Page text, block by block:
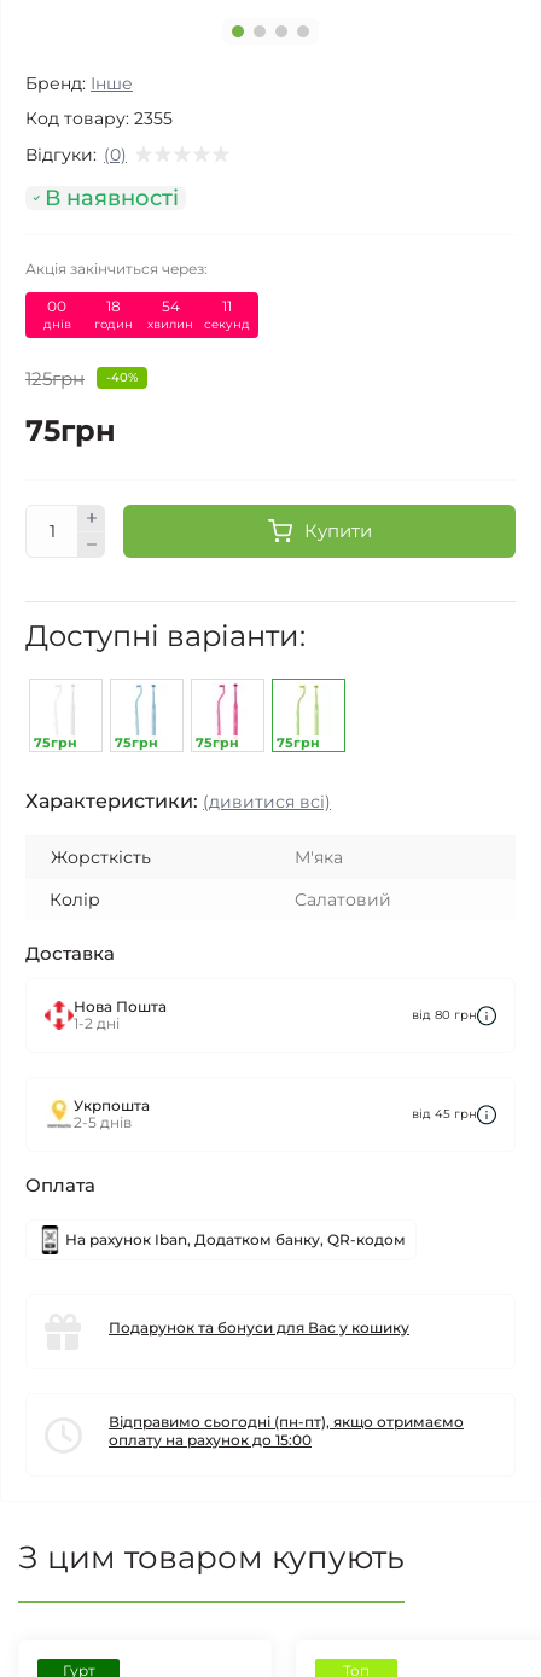
Бренд: Інше
Код товару: 2355
Відгуки: (0)
В наявності
Акція закінчиться через:
00
днів
18
годин
54
хвилин
11
секунд
125грн -40%
75грн
Купити
Доступні варіанти:
75грн 75грн 75грн 75грн
Характеристики: (дивитися всі)
Жорсткість
М'яка
Колір
Салатовий
Доставка
Нова Пошта
1-2 дні
від 80 грн
Укрпошта
2-5 днів
від 45 грн
Оплата
На рахунок Iban, Додатком банку, QR-кодом
Подарунок та бонуси для Вас у кошику
Відправимо сьогодні (пн-пт), якщо отримаємо
оплату на рахунок до 15:00
З цим товаром купують
Гурт Топ